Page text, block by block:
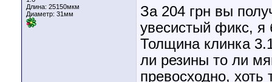
Длина: 25150мкм
Диаметр: 31мм
За 204 грн вы
увесистый фикс, я
Толщина клинка
ли резины то ли
превосходно, хоть